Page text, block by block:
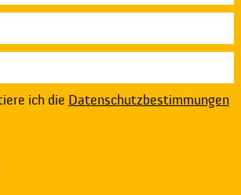
ich die Datenschutzbestimmungen